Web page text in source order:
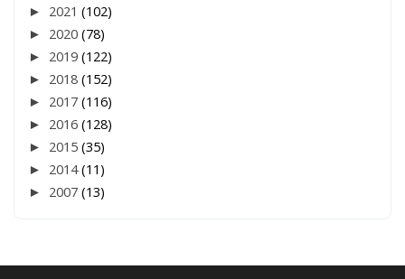
► 2021 (102)
► 2020 (78)
► 2019 (122)
► 2018 (152)
► 2017 (116)
► 2016 (128)
► 2015 (35)
► 2014(11)
► 2007 (13)